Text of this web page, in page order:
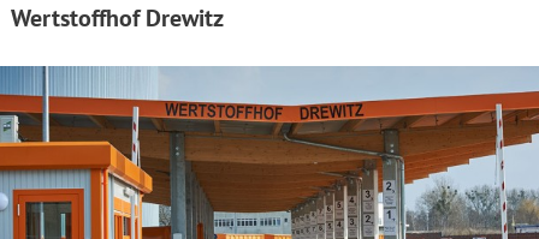
Wertstoffhof Drewitz